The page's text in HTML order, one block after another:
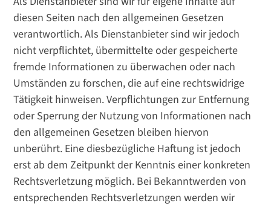
diesen Seiten nach den allgemeinen Gesetzen
verantwortlich. Als Dienstanbieter sind wir jedoch
nicht verpflichtet, übermittelte oder gespeicherte
fremde Informationen zu überwachen oder nach
Umständen zu forschen, die auf eine rechtswidrige
Tätigkeit hinweisen. Verpflichtungen zur Entfernung
oder Sperrung der Nutzung von Informationen nach
den allgemeinen Gesetzen bleiben hiervon
unberührt. Eine diesbezügliche Haftung ist jedoch
erst ab dem Zeitpunkt der Kenntnis einer konkreten
Rechtsverletzung möglich. Bei Bekanntwerden von
entsprechenden Rechtsverletzungen werden wir